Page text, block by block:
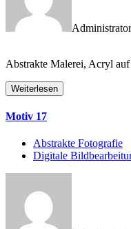
Administrator
Abstrakte Malerei, Acryl
Weiterlesen
Motiv 17
Abstrakte Fotografie
Digitale